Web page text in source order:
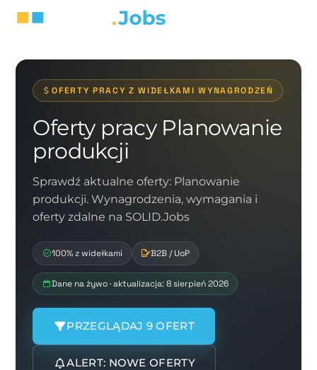
OFERTY PRACY Z WIDEŁKAMI WYNAGRODZEŃ
Oferty pracy Planowanie
produkcji
Sprawdź aktualne oferty: Planowanie
produkcji. Wynagrodzenia, wymagania i
oferty zdalne na SOLID.Jobs
100% z widełkami B2B / UoP
Dane na żywo · aktualizacja: 8 sierpień 2026
PRZEGLĄDAJ 9 OFERT
ALERT: NOWE OFERTY